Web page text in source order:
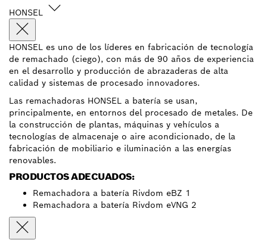
HONSEL
HONSEL es uno de los líderes en fabricación de tecnología
de remachado (ciego), con más de 90 años de experiencia
en el desarrollo y producción de abrazaderas de alta
calidad y sistemas de procesado innovadores.
Las remachadoras HONSEL a batería se usan,
principalmente, en entornos del procesado de metales. De
la construcción de plantas, máquinas y vehículos a
tecnologías de almacenaje o aire acondicionado, de la
fabricación de mobiliario e iluminación a las energías
renovables.
PRODUCTOS ADECUADOS:
Remachadora a batería Rivdom eBZ 1
Remachadora a batería Rivdom eVNG 2